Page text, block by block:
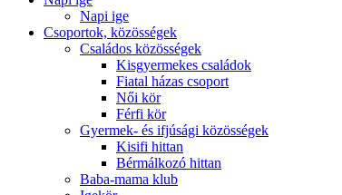
Napi ige
Csoportok, közösségek
Családos közösségek
Kisgyermekes családok
Fiatal házas csoport
Női kör
Férfi kör
Gyermek- és ifjúsági közösségek
Kisifi hittan
Bérmálkozó hittan
Baba-mama klub